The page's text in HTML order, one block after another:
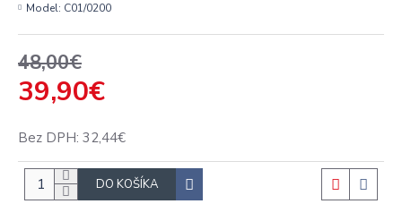
39,90€
48,00€
Bez DPH: 32,44€
Model: C01/0200
DO KOŠÍKA